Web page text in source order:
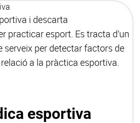
i descarta
practicar esport. Es tracta d’un
serveix per detectar factors de
a la pràctica esportiva.
esportiva